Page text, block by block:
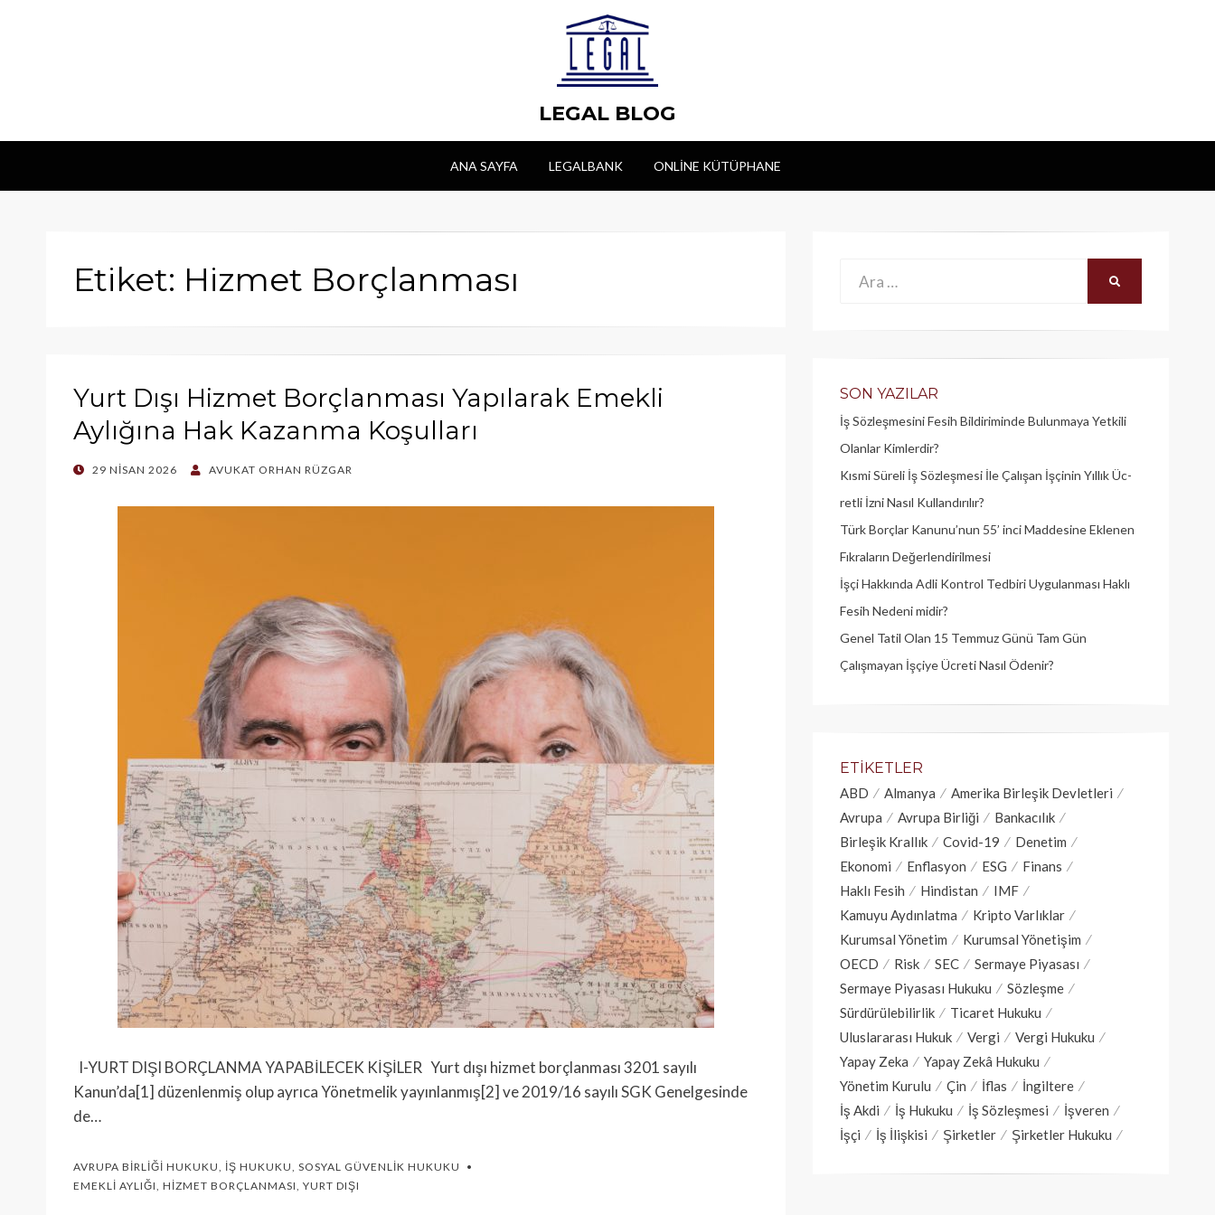
LEGAL BLOG
ANA SAYFA LEGALBANK ONLINE KÜTÜPHANE
Etiket: Hizmet Borçlanması
Yurt Dışı Hizmet Borçlanması Yapılarak Emekli
Aylığına Hak Kazanma Koşulları
POSTED
29 NISAN 2026 AVUKAT ORHAN RÜZGAR
I-YURT DIŞI BORÇLANMA YAPABİLECEK KİŞİLER Yurt dışı hizmet borçlanması 3201 sayılı
Kanun’da[1] düzenlenmiş olup ayrıca Yönetmelik yayınlanmış[2] ve 2019/16 sayılı SGK Genelgesinde
de…
AVRUPA BIRLIĞI HUKUKU, İŞ HUKUKU, SOSYAL GÜVENLIK HUKUKU
EMEKLI AYLIĞI, HIZMET BORÇLANMASI, YURT DIŞI
Ara:
SON YAZILAR
İş Sözleşmesini Fesih Bildiriminde Bulunmaya Yetkili
Olanlar Kimlerdir?
Kısmi Süreli İş Sözleşmesi İle Çalışan İşçinin Yıllık Üc­
retli İzni Nasıl Kullandırılır?
Türk Borçlar Kanunu’nun 55’ inci Maddesine Eklenen
Fıkraların Değerlendirilmesi
İşçi Hakkında Adli Kontrol Tedbiri Uygulanması Haklı
Fesih Nedeni midir?
Genel Tatil Olan 15 Temmuz Günü Tam Gün
Çalışmayan İşçiye Ücreti Nasıl Ödenir?
ETIKETLER
ABD Almanya
Amerika Birleşik Devletleri
Avrupa
Avrupa Birliği
Bankacılık
Birleşik Krallık
Covid-19
Denetim
Ekonomi
Enflasyon ESG
Finans
Haklı Fesih
Hindistan
IMF
Kamuyu Aydınlatma
Kripto Varlıklar
Kurumsal Yönetim
Kurumsal Yönetişim
OECD
Risk SEC
Sermaye Piyasası
Sermaye Piyasası Hukuku
Sözleşme
Sürdürülebilirlik
Ticaret Hukuku
Uluslararası Hukuk
Vergi
Vergi Hukuku
Yapay Zeka
Yapay Zekâ Hukuku
Yönetim Kurulu
Çin İflas
İngiltere
İş Akdi
İş Hukuku İş Sözleşmesi
İşveren
İşçi
İş İlişkisi Şirketler Şirketler Hukuku